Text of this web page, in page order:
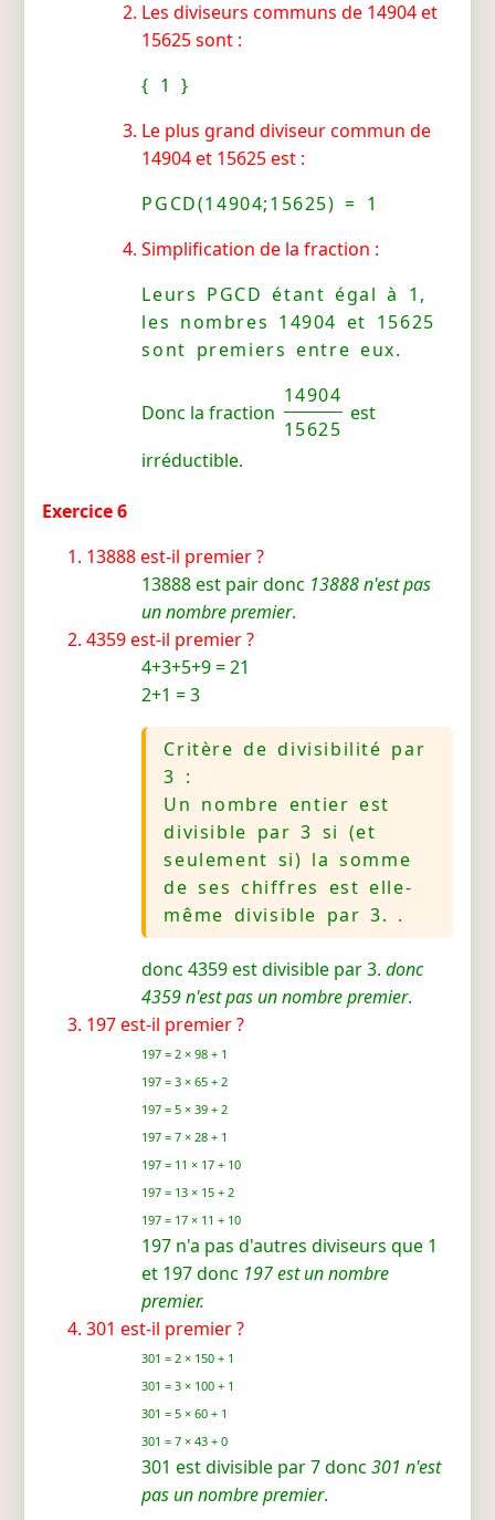
Les diviseurs communs de 14904 et
15625 sont :
{ 1 }
Le plus grand diviseur commun de
14904 et 15625 est :
PGCD(14904;15625) = 1
Simplification de la fraction :
Leurs PGCD étant égal à 1,
les nombres 14904 et 15625
sont premiers entre eux.
Donc la fraction
14904
15625
est
irréductible.
Exercice 6
13888 est-il premier ?
13888 est pair donc 13888 n'est pas
un nombre premier.
4359 est-il premier ?
4+3+5+9 = 21
2+1 = 3
Critère de divisibilité par
3 :
Un nombre entier est
divisible par 3 si (et
seulement si) la somme
de ses chiffres est elle-
même divisible par 3. .
donc 4359 est divisible par 3. donc
4359 n'est pas un nombre premier.
197 est-il premier ?
197 = 2 × 98 + 1
197 = 3 × 65 + 2
197 = 5 × 39 + 2
197 = 7 × 28 + 1
197 = 11 × 17 + 10
197 = 13 × 15 + 2
197 = 17 × 11 + 10
197 n'a pas d'autres diviseurs que 1
et 197 donc 197 est un nombre
premier.
301 est-il premier ?
301 = 2 × 150 + 1
301 = 3 × 100 + 1
301 = 5 × 60 + 1
301 = 7 × 43 + 0
301 est divisible par 7 donc 301 n'est
pas un nombre premier.